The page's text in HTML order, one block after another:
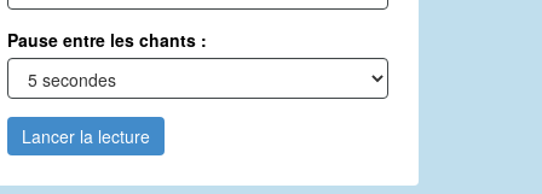
Pause entre les chants :
Lancer la lecture